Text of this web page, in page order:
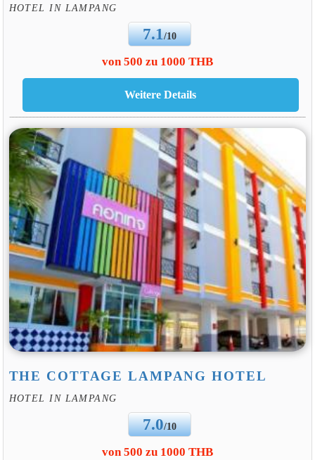
HOTEL IN LAMPANG
7.1/10
von 500 zu 1000 THB
THE COTTAGE LAMPANG HOTEL
HOTEL IN LAMPANG
7.0/10
von 500 zu 1000 THB